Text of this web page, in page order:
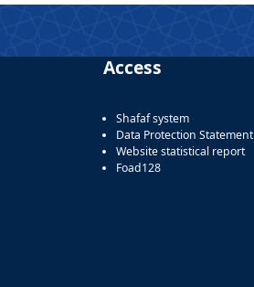
Access
Shafaf system
Data Protection Statement
Website statistical report
Foad128